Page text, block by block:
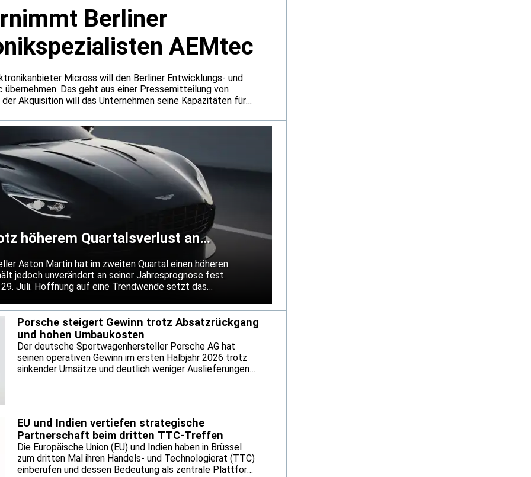
Berliner
AEMtec
Micross will den Berliner Entwicklungs- und
Das geht aus einer Pressemitteilung von
Akquisition will das Unternehmen seine Kapazitäten für
die Fertigungs- und Entwicklungskapazitäten des
höherem Quartalsverlust an
Aston Martin hat im zweiten Quartal einen höheren
jedoch unverändert an seiner Jahresprognose fest.
Juli. Hoffnung auf eine Trendwende setzt das
schwache China-Geschäft die Entwicklung.
Porsche steigert Gewinn trotz Absatzrückgang
und hohen Umbaukosten
Der deutsche Sportwagenhersteller Porsche AG hat
seinen operativen Gewinn im ersten Halbjahr 2026 trotz
sinkender Umsätze und deutlich weniger Auslieferungen
Konzernumbau einher, dessen finanzielle Entlastung nach
Angaben von Reuters erst ab 2028 spürbar werden soll.
EU und Indien vertiefen strategische
Partnerschaft beim dritten TTC-Treffen
Die Europäische Union (EU) und Indien haben in Brüssel
zum dritten Mal ihren Handels- und Technologierat (TTC)
einberufen und dessen Bedeutung als zentrale Plattform